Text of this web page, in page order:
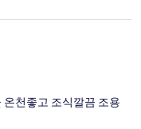
천좋고 조식깔끔 조용